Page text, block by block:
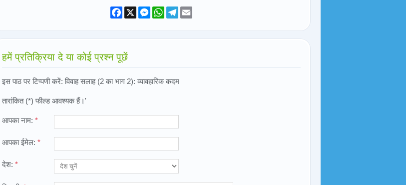
Facebook
X Messenger
WhatsApp
Telegram
हमें प्रतिक्रिया दे या कोई प्रश्न पूछें
इस पाठ पर टिप्पणी करें: विवाह सलाह (2 का भाग 2): व्यावहारिक कदम
तारांकित (*) फील्ड आवश्यक हैं।'
आपका नाम: *
आपका ईमेल: *
देश: *